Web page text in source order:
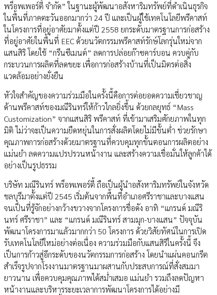
พร็อพเพอร์ตี้ จำกัด” ในฐานะผู้พัฒนาอสังหาริมทรัพย์ที่ดำเนินธุรกิจ
ในพื้นที่ภาคตะวันออกมากว่า 24 ปี และเป็นผู้ใช้เทคโนโลยีพรีคาสท์
ในโครงการที่อยู่อาศัยมาตั้งแต่ปี 2558 ยกระดับมาตรฐานการก่อสร้าง
ที่อยู่อาศัยในพื้นที่ EEC ด้วยนวัตกรรมพรีคาสท์รักษ์โลกรุ่นใหม่จาก
แสนสิริ โดยใช้ “กรีนซีเมนต์” ลดการปล่อยก๊าซคาร์บอน ควบคู่กับ
กระบวนการผลิตที่ลดขยะ เพื่อการก่อสร้างบ้านที่เป็นมิตรต่อสิ่ง
แวดล้อมอย่างยั่งยืน
หัวใจสำคัญของความร่วมมือในครั้งนี้คือการต่อยอดความเชี่ยวชาญ
ด้านพรีคาสท์ของมณีรินทร์ให้ก้าวไกลยิ่งขึ้น ด้วยกลยุทธ์ “Mass
Customization” จากแสนสิริ พรีคาสท์ ที่เข้ามาเสริมศักยภาพในทุก
มิติ ไม่ว่าจะเป็นความยืดหยุ่นในการสั่งผลิตโดยไม่มีขั้นต่ำ ช่วยรักษา
คุณภาพการก่อสร้างด้วยมาตรฐานที่ควบคุมทุกขั้นตอนการผลิตอย่าง
แม่นยำ ลดความแปรปรวนหน้างาน และสร้างความเชื่อมั่นให้ลูกค้าได้
อย่างเป็นรูปธรรม
บริษัท มณีรินทร์ พร็อพเพอร์ตี้ ถือเป็นผู้นำอสังหาริมทรัพย์ในจังหวัด
ชลบุรีมาตั้งแต่ปี 2545 เริ่มต้นจากพื้นที่อำเภอศรีราชาและบางแสน
จนเป็นที่รู้จักอย่างกว้างขวางจากโครงการชื่อดัง อาทิ “แกรนด์ มณีริ
นทร์ ศรีราชา” และ “แกรนด์ มณีรินทร์ สามมุก-บางแสน” ปัจจุบัน
พัฒนาโครงการมาแล้วมากกว่า 50 โครงการ ด้วยวิสัยทัศน์ในการเปิด
รับเทคโนโลยีใหม่อย่างต่อเนื่อง ความร่วมมือกับแสนสิริในครั้งนี้ จึง
เป็นการก้าวสู่อีกระดับของนวัตกรรมการก่อสร้าง โดยนำแผ่นคอนกรีต
สำเร็จรูปจากโรงงานมาตรฐานมาผสานกับประสบการณ์ที่สั่งสมมา
ยาวนาน เพื่อควบคุมคุณภาพได้สม่ำเสมอ แม่นยำ รวมถึงลดปัญหา
หน้างานและบริหารระยะเวลาการพัฒนาโครงการได้อย่างมี